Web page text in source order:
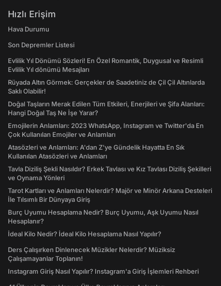
Hızlı Erişim
Hava Durumu
Son Depremler Listesi
Evlilik Yıl Dönümü Sözleri! En Özel Romantik, Duygusal ve Resimli
Evlilik Yıl dönümü Mesajları
Rüyada Altın Görmek: Gerçekler de Saadetiniz de Çil Çil Altınlarda
Saklı Olabilir!
Doğal Taşların Merak Edilen Tüm Etkileri, Enerjileri ve Şifa Alanları:
Hangi Doğal Taş Ne İşe Yarar?
Emojilerin Anlamları: 2023 WhatsApp, Instagram ve Twitter'da En
Çok Kullanılan Emojiler ve Anlamları
Atasözleri ve Anlamları: A'dan Z'ye Gündelik Hayatta En Sık
Kullanılan Atasözleri ve Anlamları
Tavla Diziliş Şekli Nasıldır? Erkek Tavlası ve Kız Tavlası Diziliş Şekilleri
ve Oynama Yönleri
Tarot Kartları ve Anlamları Nelerdir? Majör ve Minör Arkana Desteleri
İle Tılsımlı Bir Dünyaya Giriş
Burç Uyumu Hesaplama Nedir? Burç Uyumu, Aşk Uyumu Nasıl
Hesaplanır?
İdeal Kilo Nedir? İdeal Kilo Hesaplama Nasıl Yapılır?
Ders Çalışırken Dinlenecek Müzikler Nelerdir? Müziksiz
Çalışamayanlar Toplanın!
Instagram Giriş Nasıl Yapılır? Instagram'a Giriş İşlemleri Rehberi